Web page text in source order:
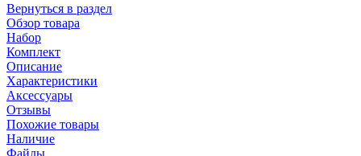
Вернуться в раздел
Обзор товара
Набор
Комплект
Описание
Характеристики
Аксессуары
Отзывы
Похожие товары
Наличие
Файлы